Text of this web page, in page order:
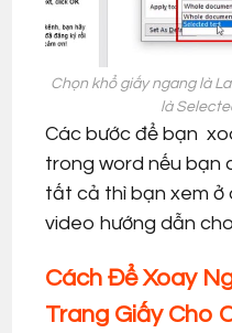
Chọn khổ giấy ngang là
là
Các bước để bạn
trong word nếu bạn
tất cả thì bạn xem ở
video hướng dẫn
Cách Để Xoay
Trang Giấy Cho